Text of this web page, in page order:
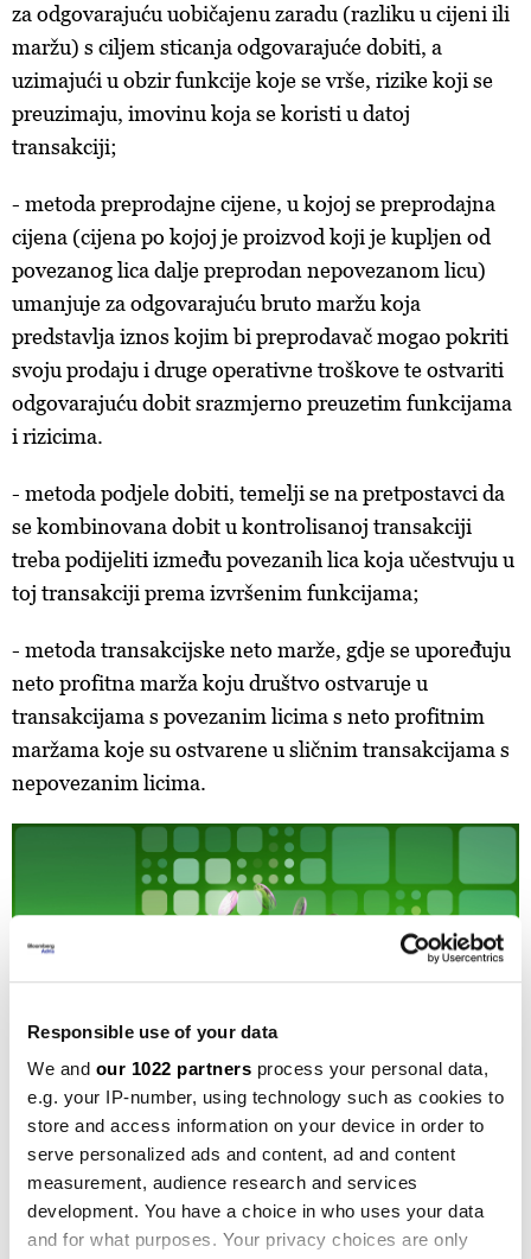
Responsible use of your data
We and our 1022 partners process your personal data,
e.g. your IP-number, using technology such as cookies to
store and access information on your device in order to
serve personalized ads and content, ad and content
measurement, audience research and services
development. You have a choice in who uses your data
and for what purposes. Your privacy choices are only
za odgovarajuću uobičajenu zaradu (razliku u cijeni ili
maržu) s ciljem sticanja odgovarajuće dobiti, a
uzimajući u obzir funkcije koje se vrše, rizike koji se
preuzimaju, imovinu koja se koristi u datoj
transakciji;
- metoda preprodajne cijene, u kojoj se preprodajna
cijena (cijena po kojoj je proizvod koji je kupljen od
povezanog lica dalje preprodan nepovezanom licu)
umanjuje za odgovarajuću bruto maržu koja
predstavlja iznos kojim bi preprodavač mogao pokriti
svoju prodaju i druge operativne troškove te ostvariti
odgovarajuću dobit srazmjerno preuzetim funkcijama
i rizicima.
- metoda podjele dobiti, temelji se na pretpostavci da
se kombinovana dobit u kontrolisanoj transakciji
treba podijeliti između povezanih lica koja učestvuju u
toj transakciji prema izvršenim funkcijama;
- metoda transakcijske neto marže, gdje se upoređuju
neto profitna marža koju društvo ostvaruje u
transakcijama s povezanim licima s neto profitnim
maržama koje su ostvarene u sličnim transakcijama s
nepovezanim licima.
Ilustracija (Depositphotos)
KO SU OBVEZNICI IZRADE STUDIJA
TRANSFERNIH CIJENA